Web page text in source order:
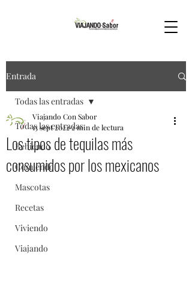
Entrada
Todas las entradas
Bebiendo
Comiendo
Mascotas
Recetas
Viviendo
Viajando
Todas las entradas
Los tipos de tequilas más
consumidos por los mexicanos
Viajando Con Sabor
15 sept 20222 min de lectura